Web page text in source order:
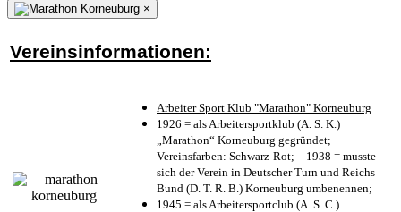
×
Vereinsinformationen:
Arbeiter Sport Klub "Marathon" Korneuburg
1926 = als Arbeitersportklub (A. S. K.)
„Marathon“ Korneuburg gegründet;
Vereinsfarben: Schwarz-Rot; – 1938 = musste
sich der Verein in Deutscher Turn und Reichs
Bund (D. T. R. B.) Korneuburg umbenennen;
1945 = als Arbeitersportclub (A. S. C.)